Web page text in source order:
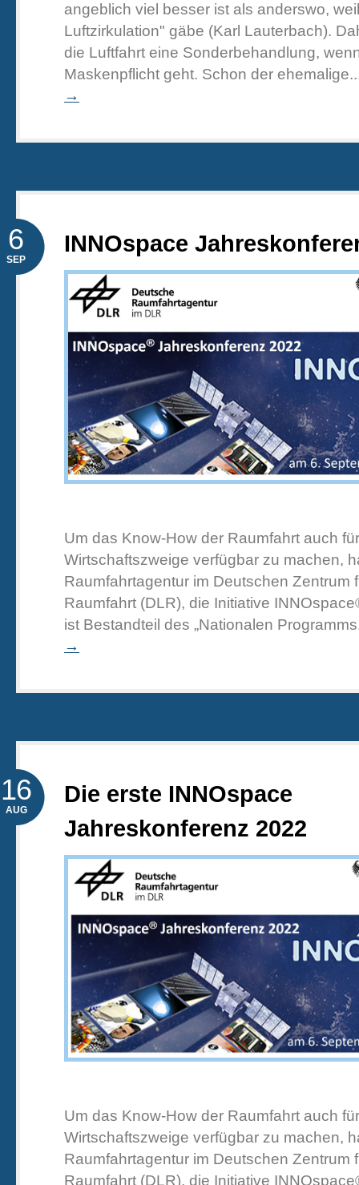
angeblich viel besser ist als anderswo,
Luftzirkulation" gäbe (Karl Lauterbach).
die Luftfahrt eine Sonderbehandlung,
Maskenpflicht geht. Schon der
→
INNOspace
6
SEP
Um das Know-How der Raumfahrt auch
Wirtschaftszweige verfügbar zu machen,
Raumfahrtagentur im Deutschen Zentrum
Raumfahrt (DLR), die Initiative
ist Bestandteil des „Nationalen
→
Die erste INNOspace
Jahreskonferenz 2022
16
AUG
Um das Know-How der Raumfahrt auch
Wirtschaftszweige verfügbar zu machen,
Raumfahrtagentur im Deutschen Zentrum
Raumfahrt (DLR), die Initiative